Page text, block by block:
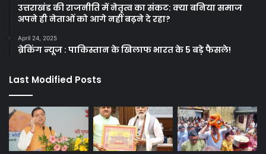
उत्तराखंड की राजनीति में नेतृत्व का संकट: क्या बनिया समाज
अपने ही नेताओं को आगे नहीं बढ़ने दे रहा?
April 24, 2025
ब्रेकिंग न्यूज : पाकिस्तान के खिलाफ भारत के 5 बड़े फैसले!
Last Modified Posts